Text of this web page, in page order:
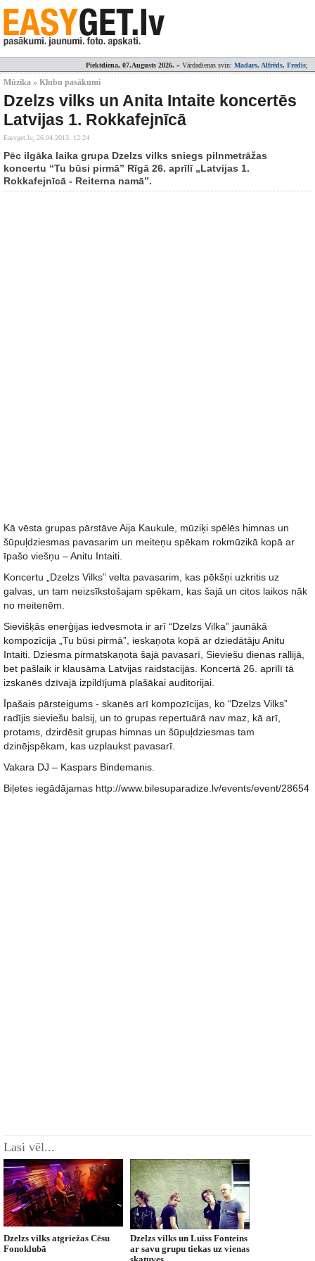
Piektdiena, 07.Augusts 2026. » Vārdadienas svin: Madars, Alfrēds, Fredis;
Mūzika » Klubu pasākumi
Dzelzs vilks un Anita Intaite koncertēs
Latvijas 1. Rokkafejnīcā
Easyget.lv, 26.04.2013. 12:24
Pēc ilgāka laika grupa Dzelzs vilks sniegs pilnmetrāžas
koncertu “Tu būsi pirmā” Rīgā 26. aprīlī „Latvijas 1.
Rokkafejnīcā - Reiterna namā”.
Kā vēsta grupas pārstāve Aija Kaukule, mūziķi spēlēs himnas un
šūpuļdziesmas pavasarim un meiteņu spēkam rokmūzikā kopā ar
īpašo viešņu – Anitu Intaiti.
Koncertu „Dzelzs Vilks” velta pavasarim, kas pēkšņi uzkritis uz
galvas, un tam neizsīkstošajam spēkam, kas šajā un citos laikos nāk
no meitenēm.
Sievišķās enerģijas iedvesmota ir arī “Dzelzs Vilka” jaunākā
kompozīcija „Tu būsi pirmā”, ieskaņota kopā ar dziedātāju Anitu
Intaiti. Dziesma pirmatskaņota šajā pavasarī, Sieviešu dienas rallijā,
bet pašlaik ir klausāma Latvijas raidstacijās. Koncertā 26. aprīlī tā
izskanēs dzīvajā izpildījumā plašākai auditorijai.
Īpašais pārsteigums - skanēs arī kompozīcijas, ko “Dzelzs Vilks”
radījis sieviešu balsij, un to grupas repertuārā nav maz, kā arī,
protams, dzirdēsit grupas himnas un šūpuļdziesmas tam
dzinējspēkam, kas uzplaukst pavasarī.
Vakara DJ – Kaspars Bindemanis.
Biļetes iegādājamas http://www.bilesuparadize.lv/events/event/28654
Lasi vēl...
Dzelzs vilks atgriežas Cēsu
Fonoklubā
Dzelzs vilks un Luiss Fonteins
ar savu grupu tiekas uz vienas